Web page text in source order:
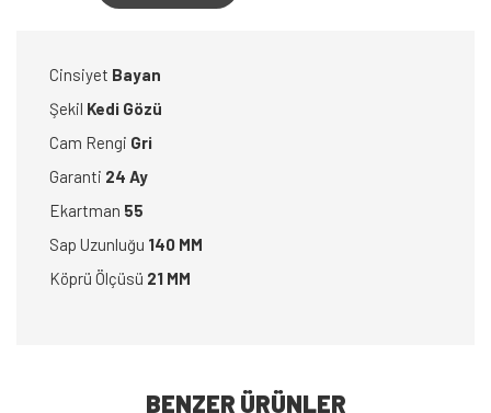
Cinsiyet Bayan
Şekil Kedi Gözü
Cam Rengi Gri
Garanti 24 Ay
Ekartman 55
Sap Uzunluğu 140 MM
Köprü Ölçüsü 21 MM
BENZER ÜRÜNLER